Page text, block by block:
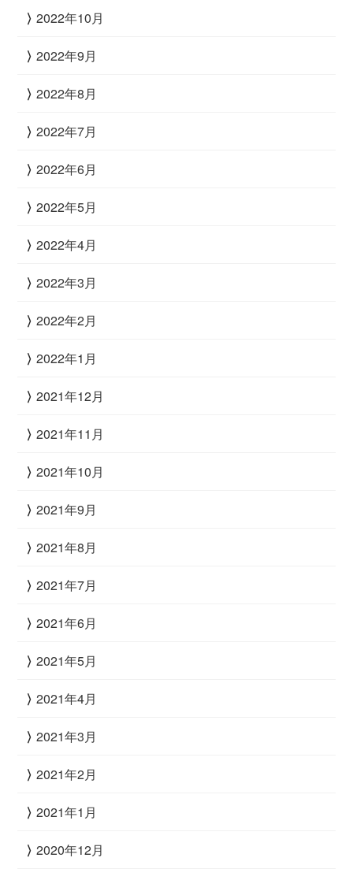
2022年10月
2022年9月
2022年8月
2022年7月
2022年6月
2022年5月
2022年4月
2022年3月
2022年2月
2022年1月
2021年12月
2021年11月
2021年10月
2021年9月
2021年8月
2021年7月
2021年6月
2021年5月
2021年4月
2021年3月
2021年2月
2021年1月
2020年12月